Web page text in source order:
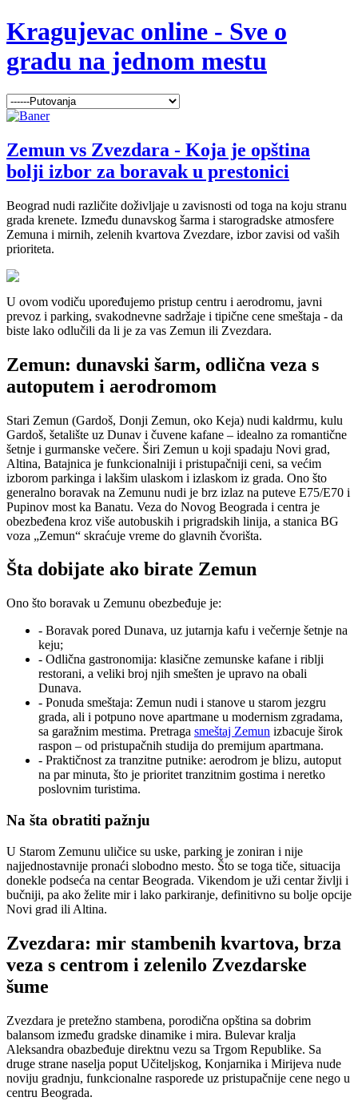
Kragujevac online - Sve o
gradu na jednom mestu
Zemun vs Zvezdara - Koja je opština
bolji izbor za boravak u prestonici
Beograd nudi različite doživljaje u zavisnosti od toga na koju stranu
grada krenete. Između dunavskog šarma i starogradske atmosfere
Zemuna i mirnih, zelenih kvartova Zvezdare, izbor zavisi od vaših
prioriteta.
U ovom vodiču upoređujemo pristup centru i aerodromu, javni
prevoz i parking, svakodnevne sadržaje i tipične cene smeštaja - da
biste lako odlučili da li je za vas Zemun ili Zvezdara.
Zemun: dunavski šarm, odlična veza s
autoputem i aerodromom
Stari Zemun (Gardoš, Donji Zemun, oko Keja) nudi kaldrmu, kulu
Gardoš, šetalište uz Dunav i čuvene kafane – idealno za romantične
šetnje i gurmanske večere. Širi Zemun u koji spadaju Novi grad,
Altina, Batajnica je funkcionalniji i pristupačniji ceni, sa većim
izborom parkinga i lakšim ulaskom i izlaskom iz grada. Ono što
generalno boravak na Zemunu nudi je brz izlaz na puteve E75/E70 i
Pupinov most ka Banatu. Veza do Novog Beograda i centra je
obezbeđena kroz više autobuskih i prigradskih linija, a stanica BG
voza „Zemun“ skraćuje vreme do glavnih čvorišta.
Šta dobijate ako birate Zemun
Ono što boravak u Zemunu obezbeđuje je:
- Boravak pored Dunava, uz jutarnja kafu i večernje šetnje na
keju;
- Odlična gastronomija: klasične zemunske kafane i riblji
restorani, a veliki broj njih smešten je upravo na obali
Dunava.
- Ponuda smeštaja: Zemun nudi i stanove u starom jezgru
grada, ali i potpuno nove apartmane u modernism zgradama,
sa garažnim mestima. Pretraga smeštaj Zemun izbacuje širok
raspon – od pristupačnih studija do premijum apartmana.
- Praktičnost za tranzitne putnike: aerodrom je blizu, autoput
na par minuta, što je prioritet tranzitnim gostima i neretko
poslovnim turistima.
Na šta obratiti pažnju
U Starom Zemunu uličice su uske, parking je zoniran i nije
najjednostavnije pronaći slobodno mesto. Što se toga tiče, situacija
donekle podseća na centar Beograda. Vikendom je uži centar življi i
bučniji, pa ako želite mir i lako parkiranje, definitivno su bolje opcije
Novi grad ili Altina.
Zvezdara: mir stambenih kvartova, brza
veza s centrom i zelenilo Zvezdarske
šume
Zvezdara je pretežno stambena, porodična opština sa dobrim
balansom između gradske dinamike i mira. Bulevar kralja
Aleksandra obazbeđuje direktnu vezu sa Trgom Republike. Sa
druge strane naselja poput Učiteljskog, Konjarnika i Mirijeva nude
noviju gradnju, funkcionalne rasporede uz pristupačnije cene nego u
centru Beograda.